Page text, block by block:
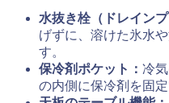
水抜き栓（ドレインプ
げずに、溶けた氷水
す。
保冷剤ポケット： 冷
の内側に保冷剤を固